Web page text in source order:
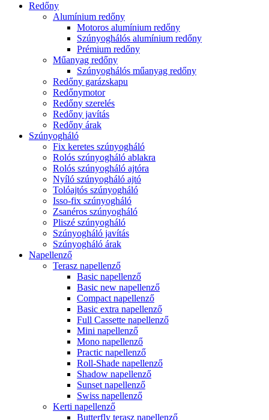
Redőny
Alumínium redőny
Motoros alumínium redőny
Szúnyoghálós alumínium redőny
Prémium redőny
Műanyag redőny
Szúnyoghálós műanyag redőny
Redőny garázskapu
Redőnymotor
Redőny szerelés
Redőny javítás
Redőny árak
Szúnyogháló
Fix keretes szúnyogháló
Rolós szúnyogháló ablakra
Rolós szúnyogháló ajtóra
Nyíló szúnyogháló ajtó
Tolóajtós szúnyogháló
Isso-fix szúnyogháló
Zsanéros szúnyogháló
Pliszé szúnyogháló
Szúnyogháló javítás
Szúnyogháló árak
Napellenző
Terasz napellenző
Basic napellenző
Basic new napellenző
Compact napellenző
Basic extra napellenző
Full Cassette napellenző
Mini napellenző
Mono napellenző
Practic napellenző
Roll-Shade napellenző
Shadow napellenző
Sunset napellenző
Swiss napellenző
Kerti napellenző
Butterfly terasz napellenző